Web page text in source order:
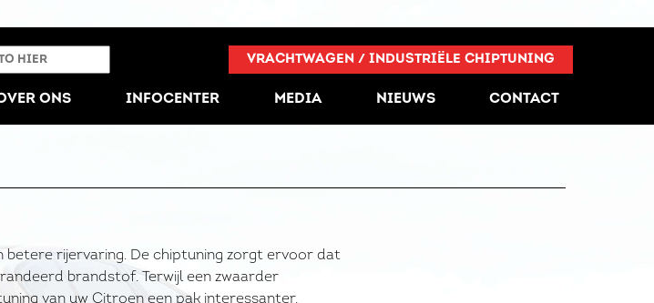
VRACHTWAGEN / INDUSTRIËLE CHIPTUNING
ONS INFOCENTER MEDIA NIEUWS CONTACT
betere rijervaring. De chiptuning zorgt ervoor dat
brandstof. Terwijl een zwaarder
van uw Citroen een pak interessanter.